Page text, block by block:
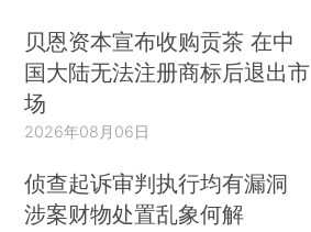
贝恩资本宣布收购贡茶 在中
国大陆无法注册商标后退出市
场
2026年08月06日
侦查起诉审判执行均有漏洞
涉案财物处置乱象何解